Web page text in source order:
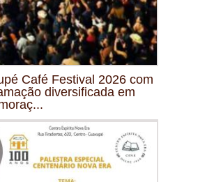
Café Festival 2026 com
diversificada em